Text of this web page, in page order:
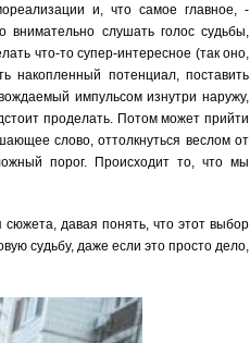
и, что самое главное, -
слушать голос судьбы,
что-то супер-интересное (так оно,
накопленный потенциал, поставить
импульсом изнутри наружу,
проделать. Потом может прийти
слово, оттолкнуться веслом от
порог. Происходит то, что мы
сюжета, давая понять, что этот выбор
судьбу, даже если это просто дело,